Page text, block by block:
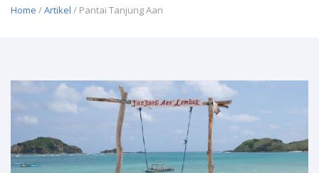
Home /Artikel / Pantai Tanjung Aan